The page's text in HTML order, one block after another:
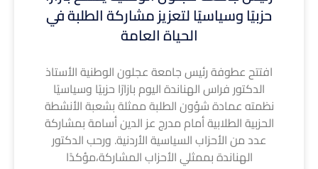
حزبيًا وسياسيًا لتعزيز مشاركة الطلبة في
الحياة العامة
افتتح عطوفة رئيس جامعة عجلون الوطنية الأستاذ
الدكتور فراس الهناندة اليوم بازارًا حزبيًا وسياسيًا
نظمته عمادة شؤون الطلبة ممثلة بشعبة الأنشطة
الحزبية الطلابية أمام مدرج عز الدين أسامة بمشاركة
عدد من الأحزاب السياسية الأردنية. ورحب الدكتور
الهناندة بممثلي الأحزاب المشاركة،مؤكدًا